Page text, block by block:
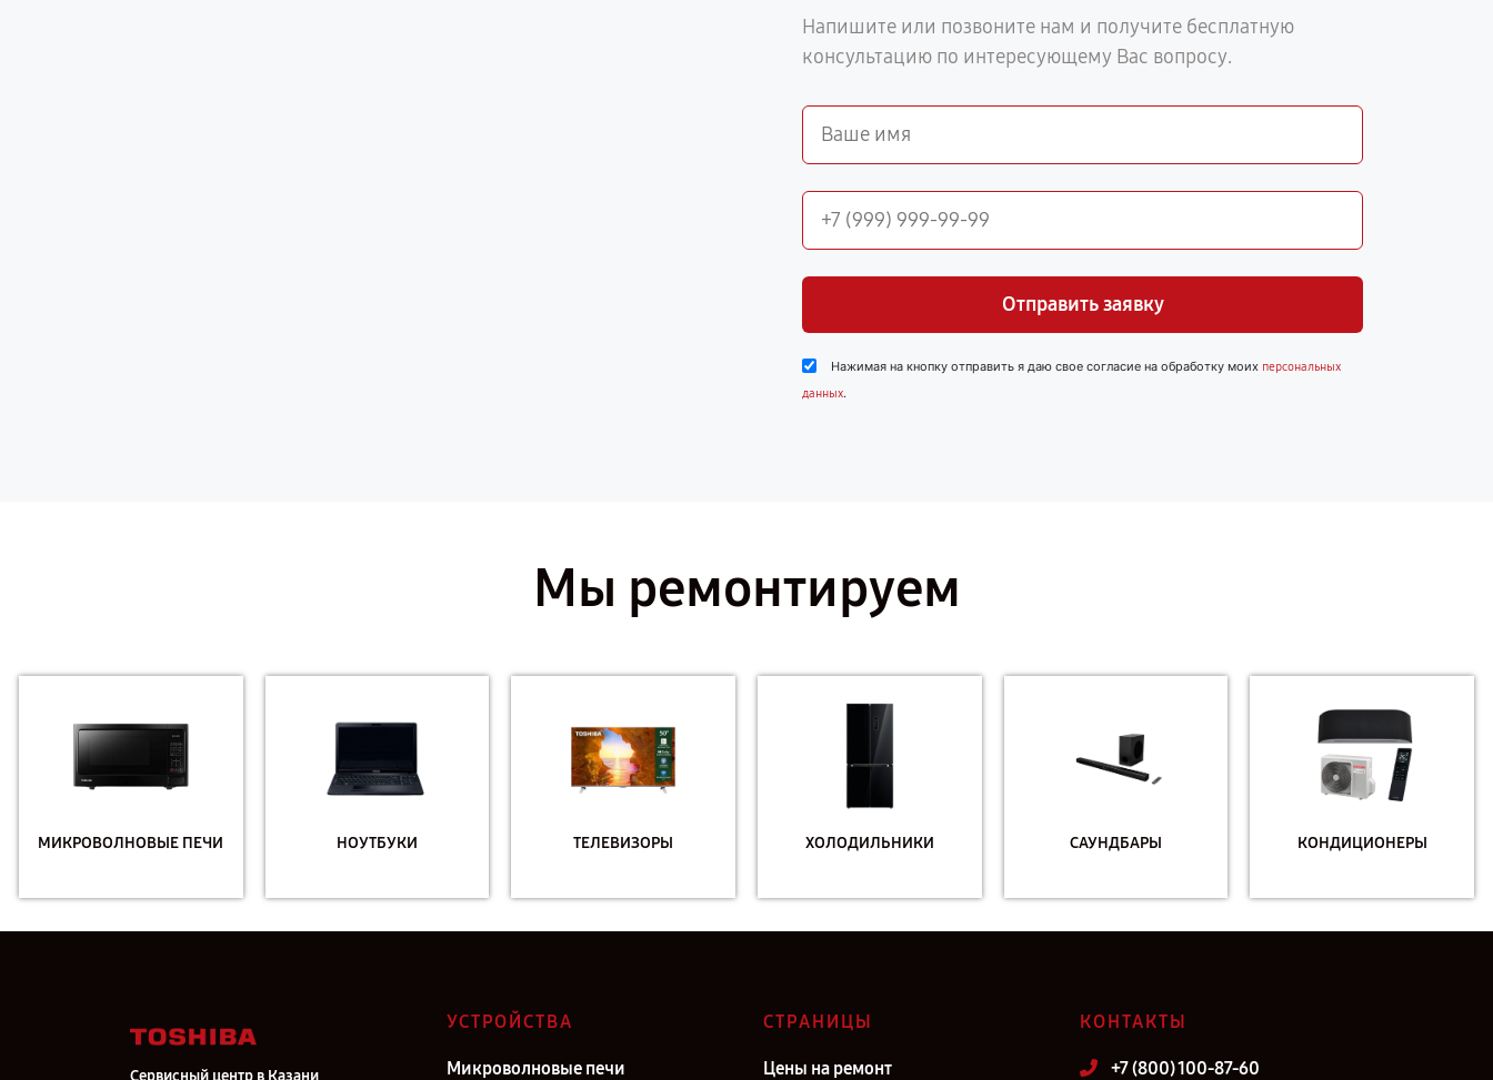
Напишите или позвоните нам и получите бесплатную
консультацию по интересующему Вас вопросу.
Отправить заявку
Нажимая на кнопку отправить я даю свое согласие на обработку моих персональных
данных.
Мы ремонтируем
МИКРОВОЛНОВЫЕ ПЕЧИ НОУТБУКИ ТЕЛЕВИЗОРЫ ХОЛОДИЛЬНИКИ САУНДБАРЫ КОНДИЦИОНЕРЫ
Сервисный центр в Казани
УСТРОЙСТВА
Микроволновые печи
СТРАНИЦЫ
Цены на ремонт
КОНТАКТЫ
+7 (800) 100-87-60